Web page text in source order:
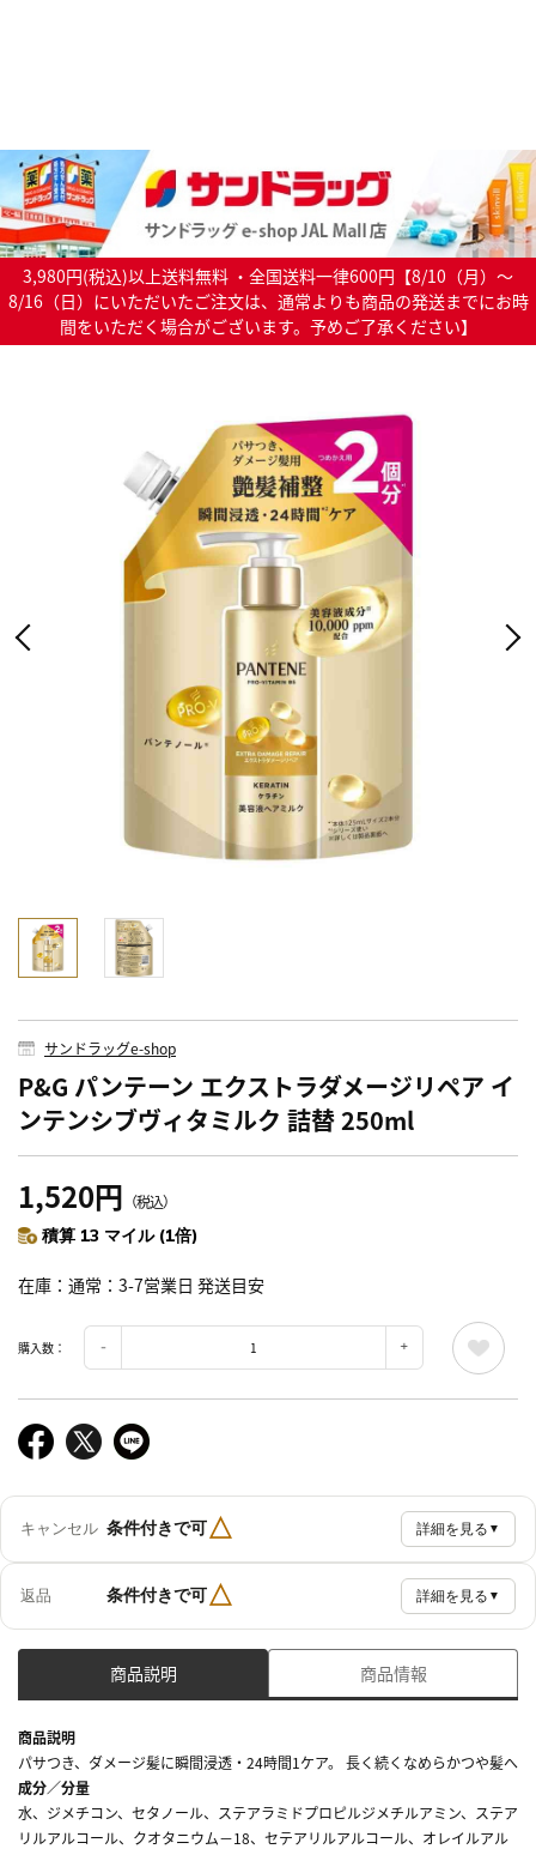
3,980円(税込)以上送料無料 ・全国送料一律600円【8/10（月）～
8/16（日）にいただいたご注文は、通常よりも商品の発送までにお時
間をいただく場合がございます。予めご了承ください】
サンドラッグe-shop
P&G パンテーン エクストラダメージリペア イ
ンテンシブヴィタミルク 詰替 250ml
1,520円 （税込）
積算 13 マイル (1倍)
在庫 通常：3-7営業日 発送目安
購入数：
キャンセル 条件付きで可△ 詳細を見る ▼
返品 条件付きで可△ 詳細を見る ▼
商品説明 商品情報
商品説明
パサつき、ダメージ髪に瞬間浸透・24時間1ケア。 長く続くなめらかつや髪へ
成分／分量
水、ジメチコン、セタノール、ステアラミドプロピルジメチルアミン、ステア
リルアルコール、クオタニウム－18、セテアリルアルコール、オレイルアル